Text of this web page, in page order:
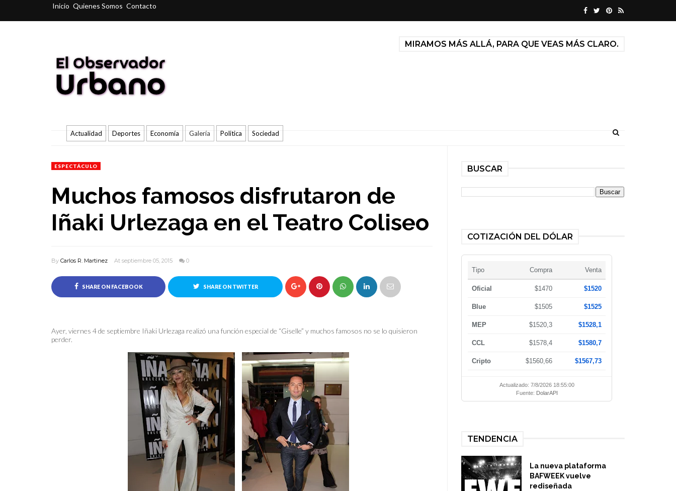
Inicio Quienes Somos Contacto
MIRAMOS MÁS ALLÁ, PARA QUE VEAS MÁS CLARO.
Actualidad Deportes Economía Galería Politica Sociedad
ESPECTÁCULO
Muchos famosos disfrutaron de
Iñaki Urlezaga en el Teatro Coliseo
By Carlos R. Martinez At septiembre 05, 2015 0
SHARE ON FACEBOOK SHARE ON TWITTER
Ayer, viernes 4 de septiembre Iñaki Urlezaga realizó una función especial de “Giselle” y muchos famosos no se lo quisieron
perder.
BUSCAR
COTIZACIÓN DEL DÓLAR
Tipo Compra Venta
Oficial $1470 $1520
Blue $1505 $1525
MEP $1520,3 $1528,1
CCL $1578,4 $1580,7
Cripto $1560,66 $1567,73
Actualizado: 7/8/2026 18:55:00
Fuente: DolarAPI
TENDENCIA
La nueva plataforma
BAFWEEK vuelve
rediseñada